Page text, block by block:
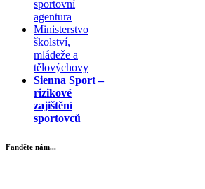
sportovní
agentura
Ministerstvo
školství,
mládeže a
tělovýchovy
Sienna Sport –
rizikové
zajištění
sportovců
Fanděte nám...